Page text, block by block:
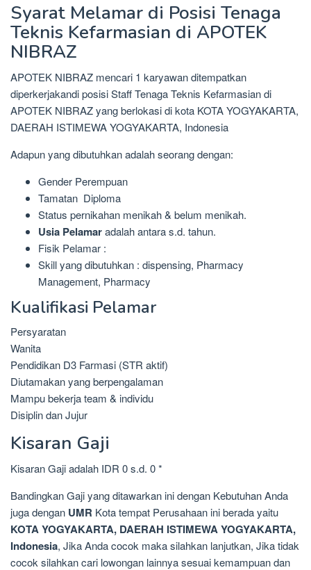
Syarat Melamar di Posisi Tenaga
Teknis Kefarmasian di APOTEK
NIBRAZ
APOTEK NIBRAZ mencari 1 karyawan ditempatkan
diperkerjakandi posisi Staff Tenaga Teknis Kefarmasian di
APOTEK NIBRAZ yang berlokasi di kota KOTA YOGYAKARTA,
DAERAH ISTIMEWA YOGYAKARTA, Indonesia
Adapun yang dibutuhkan adalah seorang dengan:
Gender Perempuan
Tamatan Diploma
Status pernikahan menikah & belum menikah.
Usia Pelamaradalah antara s.d. tahun.
Fisik Pelamar :
Skill yang dibutuhkan : dispensing, Pharmacy
Management, Pharmacy
Kualifikasi Pelamar
Persyaratan
Wanita
Pendidikan D3 Farmasi (STR aktif)
Diutamakan yang berpengalaman
Mampu bekerja team & individu
Disiplin dan Jujur
Kisaran Gaji
Kisaran Gaji adalah IDR 0 s.d. 0 *
Bandingkan Gaji yang ditawarkan ini dengan Kebutuhan Anda
juga dengan UMR Kota tempat Perusahaan ini berada yaitu
KOTA YOGYAKARTA, DAERAH ISTIMEWA YOGYAKARTA,
Indonesia, Jika Anda cocok maka silahkan lanjutkan, Jika tidak
cocok silahkan cari lowongan lainnya sesuai kemampuan dan